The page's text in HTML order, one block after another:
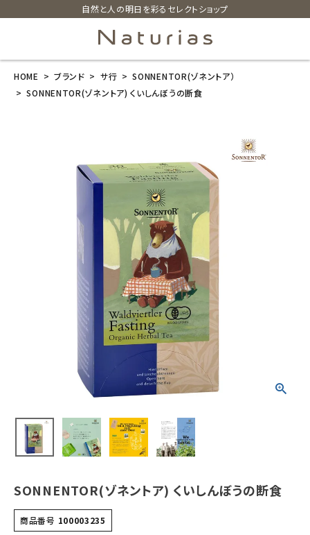
自然と人の明日を彩るセレクトショップ
search
カテゴリーから探す
美容・コスメ・香水
日用品雑貨
HOME ブランド サ行
SONNENTOR(ゾネントア）
SONNENTOR(ゾネントア) くいしんぼうの断食
SONNENTOR(ゾネントア) くいしんぼうの断食
商品番号 100003235